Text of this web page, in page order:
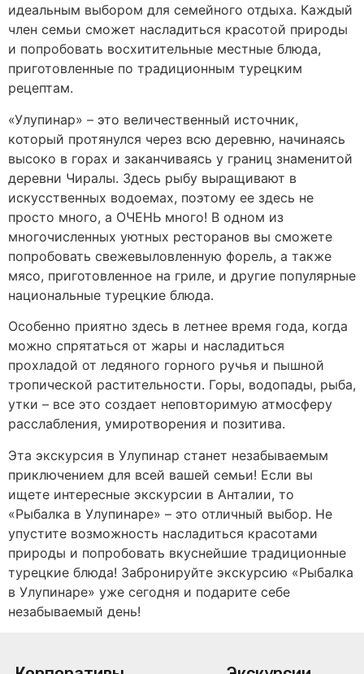
идеальным выбором для семейного отдыха. Каждый
член семьи сможет насладиться красотой природы
и попробовать восхитительные местные блюда,
приготовленные по традиционным турецким
рецептам.
«Улупинар» – это величественный источник,
который протянулся через всю деревню, начинаясь
высоко в горах и заканчиваясь у границ знаменитой
деревни Чиралы. Здесь рыбу выращивают в
искусственных водоемах, поэтому ее здесь не
просто много, а ОЧЕНЬ много! В одном из
многочисленных уютных ресторанов вы сможете
попробовать свежевыловленную форель, а также
мясо, приготовленное на гриле, и другие популярные
национальные турецкие блюда.
Особенно приятно здесь в летнее время года, когда
можно спрятаться от жары и насладиться
прохладой от ледяного горного ручья и пышной
тропической растительности. Горы, водопады, рыба,
утки – все это создает неповторимую атмосферу
расслабления, умиротворения и позитива.
Эта экскурсия в Улупинар станет незабываемым
приключением для всей вашей семьи! Если вы
ищете интересные экскурсии в Анталии, то
«Рыбалка в Улупинаре» – это отличный выбор. Не
упустите возможность насладиться красотами
природы и попробовать вкуснейшие традиционные
турецкие блюда! Забронируйте экскурсию «Рыбалка
в Улупинаре» уже сегодня и подарите себе
незабываемый день!